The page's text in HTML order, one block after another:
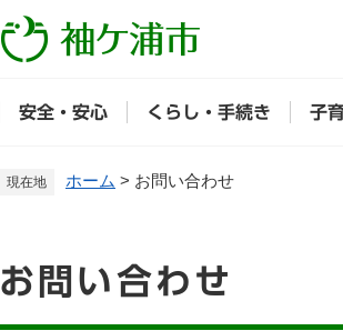
安全・安心 くらし・手続き 子
現在地 ホーム > お問い合わせ
文
お問い合わせ